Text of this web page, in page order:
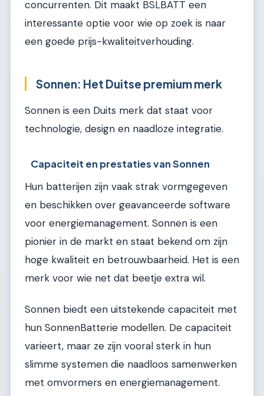
concurrenten. Dit maakt BSLBATT een
interessante optie voor wie op zoek is naar
een goede prijs-kwaliteitverhouding.
Sonnen: Het Duitse premium merk
Sonnen is een Duits merk dat staat voor
technologie, design en naadloze integratie.
Capaciteit en prestaties van Sonnen
Hun batterijen zijn vaak strak vormgegeven
en beschikken over geavanceerde software
voor energiemanagement. Sonnen is een
pionier in de markt en staat bekend om zijn
hoge kwaliteit en betrouwbaarheid. Het is een
merk voor wie net dat beetje extra wil.
Sonnen biedt een uitstekende capaciteit met
hun SonnenBatterie modellen. De capaciteit
varieert, maar ze zijn vooral sterk in hun
slimme systemen die naadloos samenwerken
met omvormers en energiemanagement.